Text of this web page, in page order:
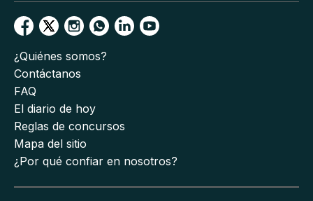
¿Quiénes somos?
Contáctanos
FAQ
El diario de hoy
Reglas de concursos
Mapa del sitio
¿Por qué confiar en nosotros?